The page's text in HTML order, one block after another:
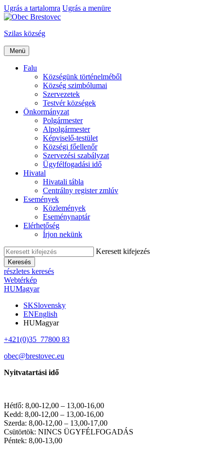
Ugrás a tartalomra Ugrás a menüre
Szilas község
Menü
Falu
Községünk történelméből
Község szimbólumai
Szervezetek
Testvér községek
Önkormányzat
Polgármester
Alpolgármester
Képviselő-testület
Községi főellenőr
Szervezési szabályzat
Ügyfélfogadási idő
Hivatal
Hivatali tábla
Centrálny register zmlúv
Események
Közlemények
Eseménynaptár
Elérhetőség
Írjon nekünk
Keresett kifejezés
Keresés
részletes keresés
Webtérkép
HUMagyar
SKSlovensky
ENEnglish
HUMagyar
+421(0)35 77800 83
obec@brestovec.eu
Nyitvatartási idő
Hétfő: 8,00-12,00 – 13,00-16,00
Kedd: 8,00-12,00 – 13,00-16,00
Szerda: 8,00-12,00 – 13,00-17,00
Csütörtök: NINCS ÜGYFÉLFOGADÁS
Péntek: 8,00-13,00